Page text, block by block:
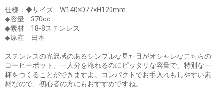
仕様：◆サイズ W140×D77×H120mm
◆容量 370cc
◆素材 18-8ステンレス
◆原産 日本
ステンレスの光沢感のあるシンプルな見た目がオシャレなこちらの
コーヒーポット。一人分を淹れるのにピッタリな容量で、特別な一
杯をつくることができますよ。コンパクトでお手入れもしやすい素
材なので、初心者の方にもおすすめですね。